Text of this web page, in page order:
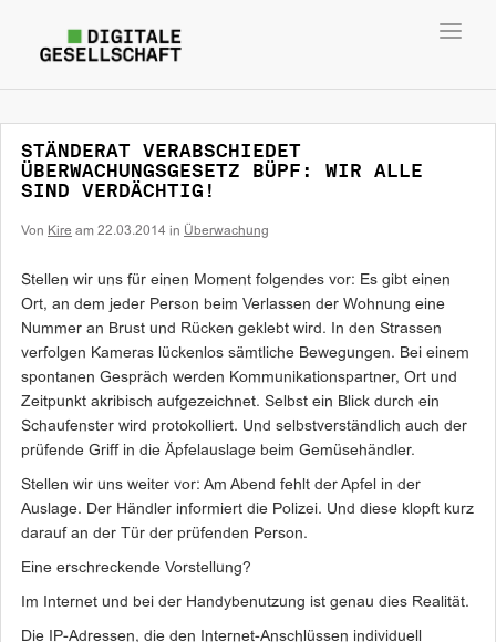
STÄNDERAT VERABSCHIEDET
ÜBERWACHUNGSGESETZ BÜPF: WIR ALLE
SIND VERDÄCHTIG!
Von Kire am 22.03.2014 in Überwachung
Stellen wir uns für einen Moment folgendes vor: Es gibt einen
Ort, an dem jeder Person beim Verlassen der Wohnung eine
Nummer an Brust und Rücken geklebt wird. In den Strassen
verfolgen Kameras lückenlos sämtliche Bewegungen. Bei einem
spontanen Gespräch werden Kommunikationspartner, Ort und
Zeitpunkt akribisch aufgezeichnet. Selbst ein Blick durch ein
Schaufenster wird protokolliert. Und selbstverständlich auch der
prüfende Griff in die Äpfelauslage beim Gemüsehändler.
Stellen wir uns weiter vor: Am Abend fehlt der Apfel in der
Auslage. Der Händler informiert die Polizei. Und diese klopft kurz
darauf an der Tür der prüfenden Person.
Eine erschreckende Vorstellung?
Im Internet und bei der Handybenutzung ist genau dies Realität.
Die IP-Adressen, die den Internet-Anschlüssen individuell